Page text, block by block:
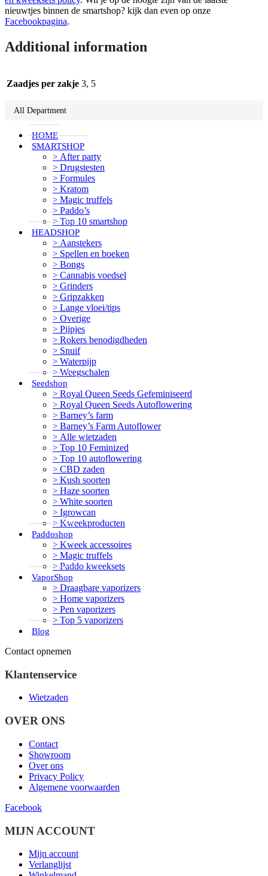
nieuwtjes binnen de smartshop? kijk dan even op onze
Facebookpagina.
Additional information
Zaadjes per zakje 3, 5
All Department
HOME
SMARTSHOP
After party
Drugstesten
Formules
Kratom
Magic truffels
Paddo’s
Top 10 smartshop
HEADSHOP
Aanstekers
Spellen en boeken
Bongs
Cannabis voedsel
Grinders
Gripzakken
Lange vloei/tips
Overige
Pijpjes
Rokers benodigdheden
Snuif
Waterpijp
Weegschalen
Seedshop
Royal Queen Seeds Gefeminiseerd
Royal Queen Seeds Autoflowering
Barney’s farm
Barney’s Farm Autoflower
Alle wietzaden
Top 10 Feminized
Top 10 autoflowering
CBD zaden
Kush soorten
Haze soorten
White soorten
Igrowcan
Kweekproducten
Paddoshop
Kweek accessoires
Magic truffels
Paddo kweeksets
VaporShop
Draagbare vaporizers
Home vaporizers
Pen vaporizers
Top 5 vaporizers
Blog
Contact opnemen
Klantenservice
Wietzaden
OVER ONS
Contact
Showroom
Over ons
Privacy Policy
Algemene voorwaarden
Facebook
MIJN ACCOUNT
Mijn account
Verlanglijst